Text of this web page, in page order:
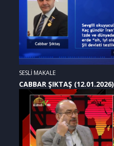
SESLİ MAKALE
CABBAR ŞIKTAŞ (12.01.2026)